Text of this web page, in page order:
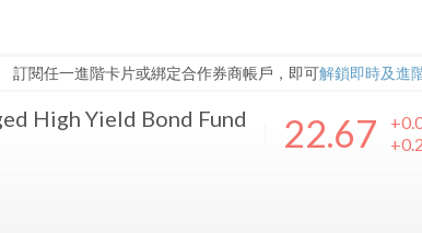
訂閱任一進階卡片或綁定合作券商帳戶，即可解鎖即時及進
High Yield Bond Fund 22.67